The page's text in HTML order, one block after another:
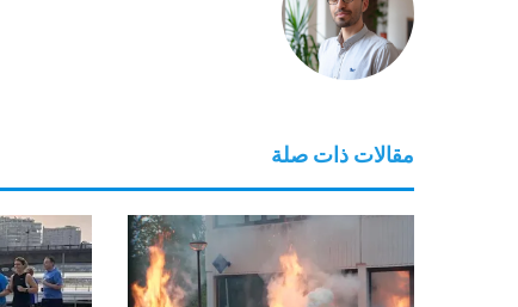
مقالات ذات صلة